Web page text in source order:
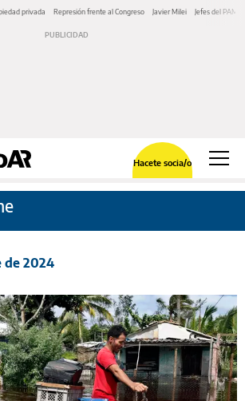
privada Represión frente al Congreso Javier Milei Jefes del PAMI
Hacete socia/o
de 2024